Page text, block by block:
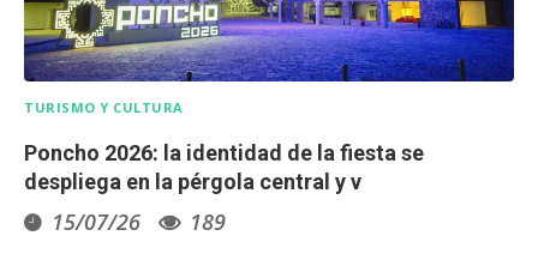
TURISMO Y CULTURA
Poncho 2026: la identidad de la fiesta se
despliega en la pérgola central y v
15/07/26 189